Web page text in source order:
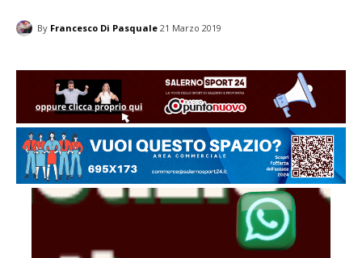
By Francesco Di Pasquale 21 Marzo 2019